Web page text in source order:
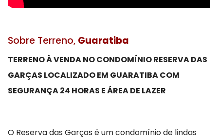
Sobre Terreno, Guaratiba
TERRENO À VENDA NO CONDOMÍNIO RESERVA DAS
GARÇAS LOCALIZADO EM GUARATIBA COM
SEGURANÇA 24 HORAS E ÁREA DE LAZER
O Reserva das Garças é um condomínio de lindas